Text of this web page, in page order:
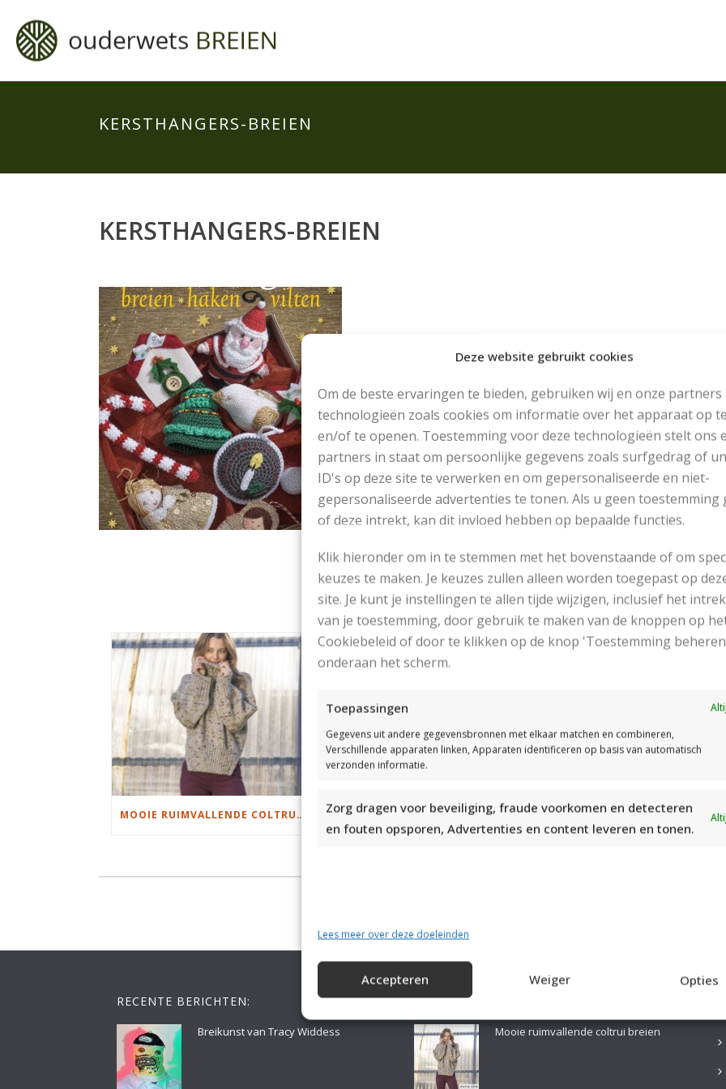
Deze website gebruikt cookies
Om de beste ervaringen te bieden, gebruiken wij en onze partners
technologieën zoals cookies om informatie over het apparaat op
en/of te openen. Toestemming voor deze technologieën stelt ons
partners in staat om persoonlijke gegevens zoals surfgedrag of
ID's op deze site te verwerken en om gepersonaliseerde en niet-
gepersonaliseerde advertenties te tonen. Als u geen toestemming
of deze intrekt, kan dit invloed hebben op bepaalde functies.
Klik hieronder om in te stemmen met het bovenstaande of om
keuzes te maken. Je keuzes zullen alleen worden toegepast op
site. Je kunt je instellingen te allen tijde wijzigen, inclusief het
van je toestemming, door gebruik te maken van de knoppen op
Cookiebeleid of door te klikken op de knop 'Toestemming
onderaan het scherm.
Toepassingen
Gegevens uit andere gegevensbronnen met elkaar matchen en combineren,
Verschillende apparaten linken, Apparaten identificeren op basis van automatisch
verzonden informatie.
Zorg dragen voor beveiliging, fraude voorkomen en detecteren
en fouten opsporen, Advertenties en content leveren en tonen.
Lees meer over deze doeleinden
Accepteren Weiger Opties
KERSTHANGERS-BREIEN
KERSTHANGERS-BREIEN
RECENT POSTS
MOOIE RUIMVALLENDE COLTRUI BREIEN MOOIE DIKGESTREEPTE SOKKEN BREIEN VAN DURABLE GAREN
RECENTE BERICHTEN:
Breikunst van Tracy Widdess
LAATSTE PATRONEN:
Mooie ruimvallende coltrui breien